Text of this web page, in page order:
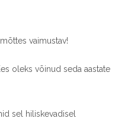
vaimustav!
oleks võinud seda aastate
sel hiliskevadisel